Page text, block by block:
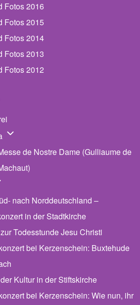
Fotos 2016
Fotos 2015
Fotos 2014
Fotos 2013
Fotos 2012
von Kirchenmusik
von Gruppen
Unternavigation von Schola
de Nostre Dame (Gulliaume de
von Konzerte
nach Norddeutschland –
in der Stadtkirche
Todesstunde Jesu Christi
bei Kerzenschein: Buxtehude
Kultur in der Stiftskirche
bei Kerzenschein: Wie nun, ihr